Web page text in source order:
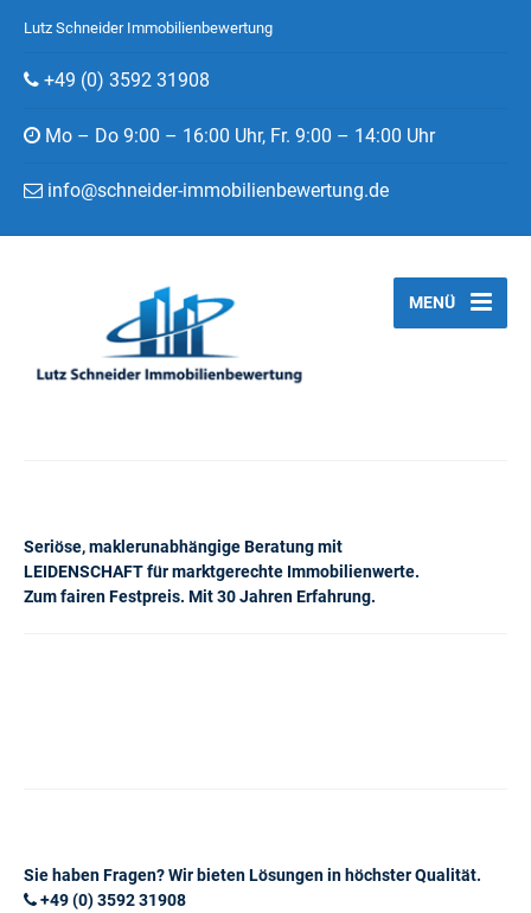
Lutz Schneider Immobilienbewertung
+49 (0) 3592 31908
Mo – Do 9:00 – 16:00 Uhr, Fr. 9:00 – 14:00 Uhr
info@schneider-immobilienbewertung.de
Seriöse, maklerunabhängige Beratung mit
LEIDENSCHAFT für marktgerechte Immobilienwerte.
Zum fairen Festpreis. Mit 30 Jahren Erfahrung.
MENÜ
Sie haben Fragen? Wir bieten Lösungen in höchster Qualität.
+49 (0) 3592 31908